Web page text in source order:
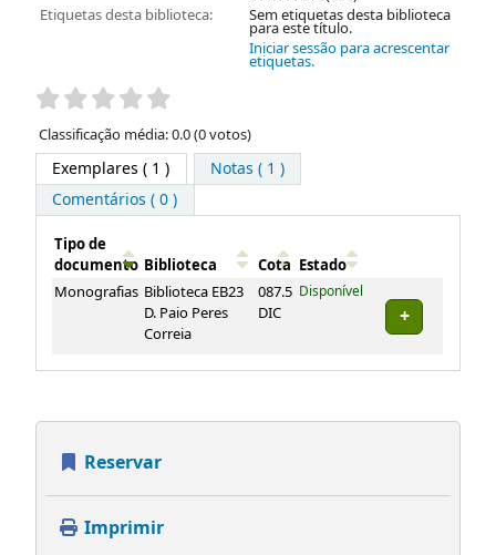
Etiquetas desta biblioteca:
Sem etiquetas desta biblioteca
para este título.
Iniciar sessão para acrescentar
etiquetas.
Pontuação
Classificação média: 0.0 (0 votos)
Exemplares ( 1 )
Notas ( 1 )
Comentários ( 0 )
Exemplares
Tipo de
documento Biblioteca Cota Estado
Monografias Biblioteca EB23
D. Paio Peres
Correia
087.5
DIC
Disponível
Reservar
Imprimir